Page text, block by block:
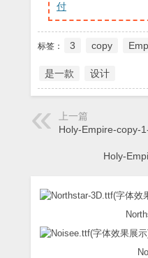
付
标签： 3 copy
是一款 设计
上一篇
Holy-Empire-copy-
Holy-